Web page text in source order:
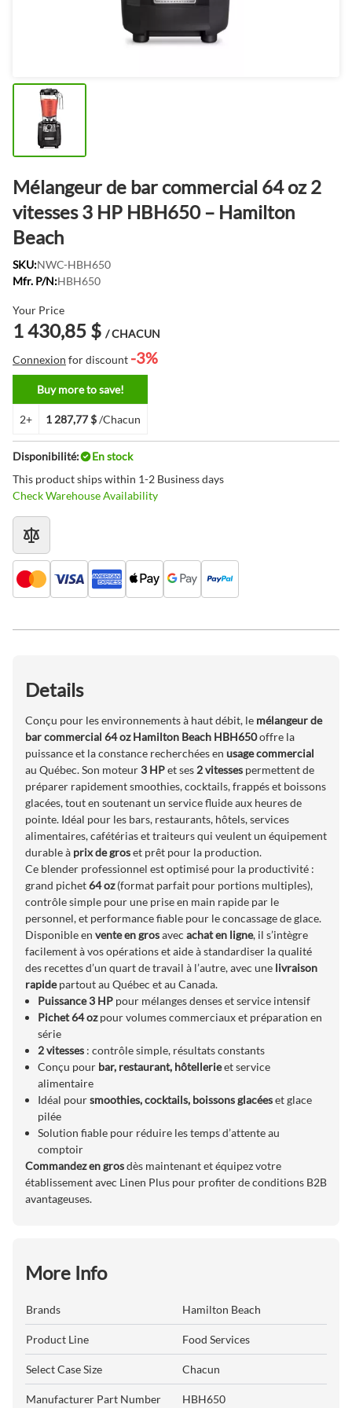
Mélangeur de bar commercial 64 oz 2
vitesses 3 HP HBH650 – Hamilton
Beach
SKU:NWC-HBH650
Mfr. P/N:HBH650
Your Price
1 430,85 $ / CHACUN
Connexion for discount -3%
Buy more to save!
2+ 1 287,77 $/Chacun
Disponibilité:
En stock
This product ships within 1-2 Business days
Check Warehouse Availability
Details
Conçu pour les environnements à haut débit, le mélangeur de
bar commercial 64 oz Hamilton Beach HBH650offre la
puissance et la constance recherchées en usage commercial
au Québec. Son moteur3 HPet ses 2 vitesses permettent de
préparer rapidement smoothies, cocktails, frappés et boissons
glacées, tout en soutenant un service fluide aux heures de
pointe. Idéal pour les bars, restaurants, hôtels, services
alimentaires, cafétérias et traiteurs qui veulent un équipement
durable à prix de groset prêt pour la production.
Ce blender professionnel est optimisé pour la productivité :
grand pichet64 oz(format parfait pour portions multiples),
contrôle simple pour une prise en main rapide par le
personnel, et performance fiable pour le concassage de glace.
Disponible en vente en grosavec achat en ligne, il s’intègre
facilement à vos opérations et aide à standardiser la qualité
des recettes d’un quart de travail à l’autre, avec une livraison
rapidepartout au Québec et au Canada.
Puissance 3 HP pour mélanges denses et service intensif
Pichet 64 ozpour volumes commerciaux et préparation en
série
2 vitesses : contrôle simple, résultats constants
Conçu pour bar, restaurant, hôtellerieet service
alimentaire
Idéal poursmoothies, cocktails, boissons glacéeset glace
pilée
Solution fiable pour réduire les temps d’attente au
comptoir
Commandez en grosdès maintenant et équipez votre
établissement avec Linen Plus pour profiter de conditions B2B
avantageuses.
More Info
Brands Hamilton Beach
Product Line Food Services
Select Case Size Chacun
Manufacturer Part Number HBH650